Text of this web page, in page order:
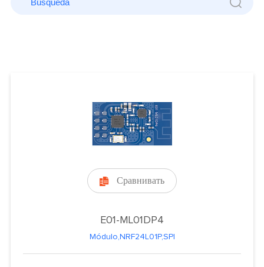
 Сравнивать
E01-ML01DP4
Módulo,NRF24L01P,SPI